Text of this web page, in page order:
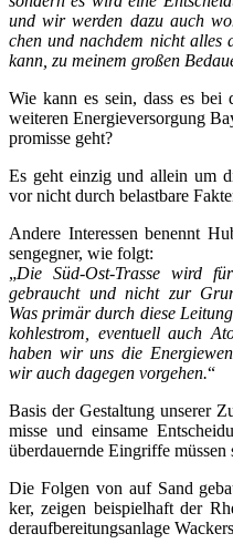
und wir wer­den dazu auch
chen und nach­dem nicht alles
kann, zu mei­nem gro­ßen
Wie kann es sein, dass es bei
wei­te­ren Ener­gie­ver­sor­gung
pro­mis­se geht?
Es geht ein­zig und allein um
vor nicht durch belast­ba­re
Ande­re Inter­es­sen benennt
sen­geg­ner, wie folgt:
„Die Süd­-Ost-Tras­se wird
gebraucht und nicht zur
Was pri­mär durch die­se
koh­lestrom, even­tu­ell auch
haben wir uns die
wir auch dage­gen vor­ge­hen.“
Basis der Gestal­tung unse­rer
mis­se und ein­sa­me
über­dau­ern­de Ein­grif­fe
Die Fol­gen von auf Sand
ker, zei­gen bei­spiel­haft der
der­auf­be­rei­tungs­an­la­ge